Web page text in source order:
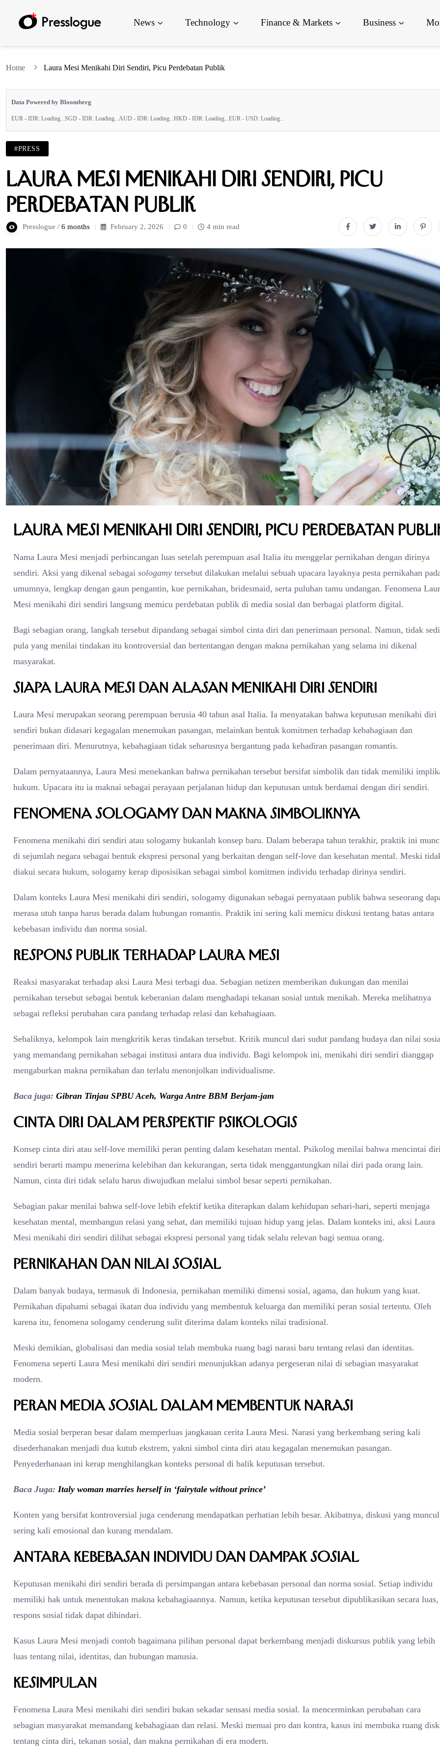
News Technology Finance & Markets Business
Home Laura Mesi Menikahi Diri Sendiri, Picu Perdebatan Publik
Data Powered by Bloomberg
EUR - IDR: Loading...SGD - IDR: Loading...AUD - IDR: Loading...HKD - IDR: Loading...EUR - USD: Loading...
#PRESS
Laura Mesi Menikahi Diri Sendiri, Picu
Perdebatan Publik
Presslogue / 6 months February 2, 2026 0 4 min read
Laura Mesi Menikahi Diri Sendiri, Picu Perdebatan
Nama Laura Mesi menjadi perbincangan luas setelah perempuan asal Italia itu menggelar pernikahan dengan dirinya
sendiri. Aksi yang dikenal sebagai sologamy tersebut dilakukan melalui sebuah upacara layaknya pesta pernikahan
umumnya, lengkap dengan gaun pengantin, kue pernikahan, bridesmaid, serta puluhan tamu undangan. Fenomena
Mesi menikahi diri sendiri langsung memicu perdebatan publik di media sosial dan berbagai platform digital.
Bagi sebagian orang, langkah tersebut dipandang sebagai simbol cinta diri dan penerimaan personal. Namun, tidak
pula yang menilai tindakan itu kontroversial dan bertentangan dengan makna pernikahan yang selama ini dikenal
masyarakat.
Siapa Laura Mesi dan Alasan Menikahi Diri Sendiri
Laura Mesi merupakan seorang perempuan berusia 40 tahun asal Italia. Ia menyatakan bahwa keputusan menikahi diri
sendiri bukan didasari kegagalan menemukan pasangan, melainkan bentuk komitmen terhadap kebahagiaan dan
penerimaan diri. Menurutnya, kebahagiaan tidak seharusnya bergantung pada kehadiran pasangan romantis.
Dalam pernyataannya, Laura Mesi menekankan bahwa pernikahan tersebut bersifat simbolik dan tidak memiliki
hukum. Upacara itu ia maknai sebagai perayaan perjalanan hidup dan keputusan untuk berdamai dengan diri sendiri.
Fenomena Sologamy dan Makna Simboliknya
Fenomena menikahi diri sendiri atau sologamy bukanlah konsep baru. Dalam beberapa tahun terakhir, praktik ini
di sejumlah negara sebagai bentuk ekspresi personal yang berkaitan dengan self-love dan kesehatan mental. Meski
diakui secara hukum, sologamy kerap diposisikan sebagai simbol komitmen individu terhadap dirinya sendiri.
Dalam konteks Laura Mesi menikahi diri sendiri, sologamy digunakan sebagai pernyataan publik bahwa seseorang
merasa utuh tanpa harus berada dalam hubungan romantis. Praktik ini sering kali memicu diskusi tentang batas antara
kebebasan individu dan norma sosial.
Respons Publik Terhadap Laura Mesi
Reaksi masyarakat terhadap aksi Laura Mesi terbagi dua. Sebagian netizen memberikan dukungan dan menilai
pernikahan tersebut sebagai bentuk keberanian dalam menghadapi tekanan sosial untuk menikah. Mereka melihatnya
sebagai refleksi perubahan cara pandang terhadap relasi dan kebahagiaan.
Sebaliknya, kelompok lain mengkritik keras tindakan tersebut. Kritik muncul dari sudut pandang budaya dan nilai
yang memandang pernikahan sebagai institusi antara dua individu. Bagi kelompok ini, menikahi diri sendiri dianggap
mengaburkan makna pernikahan dan terlalu menonjolkan individualisme.
Baca juga: Gibran Tinjau SPBU Aceh, Warga Antre BBM Berjam-jam
Cinta Diri dalam Perspektif Psikologis
Konsep cinta diri atau self-love memiliki peran penting dalam kesehatan mental. Psikolog menilai bahwa mencintai
sendiri berarti mampu menerima kelebihan dan kekurangan, serta tidak menggantungkan nilai diri pada orang lain.
Namun, cinta diri tidak selalu harus diwujudkan melalui simbol besar seperti pernikahan.
Sebagian pakar menilai bahwa self-love lebih efektif ketika diterapkan dalam kehidupan sehari-hari, seperti menjaga
kesehatan mental, membangun relasi yang sehat, dan memiliki tujuan hidup yang jelas. Dalam konteks ini, aksi Laura
Mesi menikahi diri sendiri dilihat sebagai ekspresi personal yang tidak selalu relevan bagi semua orang.
Pernikahan dan Nilai Sosial
Dalam banyak budaya, termasuk di Indonesia, pernikahan memiliki dimensi sosial, agama, dan hukum yang kuat.
Pernikahan dipahami sebagai ikatan dua individu yang membentuk keluarga dan memiliki peran sosial tertentu. Oleh
karena itu, fenomena sologamy cenderung sulit diterima dalam konteks nilai tradisional.
Meski demikian, globalisasi dan media sosial telah membuka ruang bagi narasi baru tentang relasi dan identitas.
Fenomena seperti Laura Mesi menikahi diri sendiri menunjukkan adanya pergeseran nilai di sebagian masyarakat
modern.
Peran Media Sosial dalam Membentuk Narasi
Media sosial berperan besar dalam memperluas jangkauan cerita Laura Mesi. Narasi yang berkembang sering kali
disederhanakan menjadi dua kutub ekstrem, yakni simbol cinta diri atau kegagalan menemukan pasangan.
Penyederhanaan ini kerap menghilangkan konteks personal di balik keputusan tersebut.
Baca Juga: Italy woman marries herself in ‘fairytale without prince’
Konten yang bersifat kontroversial juga cenderung mendapatkan perhatian lebih besar. Akibatnya, diskusi yang muncul
sering kali emosional dan kurang mendalam.
Antara Kebebasan Individu dan Dampak Sosial
Keputusan menikahi diri sendiri berada di persimpangan antara kebebasan personal dan norma sosial. Setiap individu
memiliki hak untuk menentukan makna kebahagiaannya. Namun, ketika keputusan tersebut dipublikasikan secara luas,
respons sosial tidak dapat dihindari.
Kasus Laura Mesi menjadi contoh bagaimana pilihan personal dapat berkembang menjadi diskursus publik yang lebih
luas tentang nilai, identitas, dan hubungan manusia.
Kesimpulan
Fenomena Laura Mesi menikahi diri sendiri bukan sekadar sensasi media sosial. Ia mencerminkan perubahan cara
sebagian masyarakat memandang kebahagiaan dan relasi. Meski menuai pro dan kontra, kasus ini membuka ruang
tentang cinta diri, tekanan sosial, dan makna pernikahan di era modern.